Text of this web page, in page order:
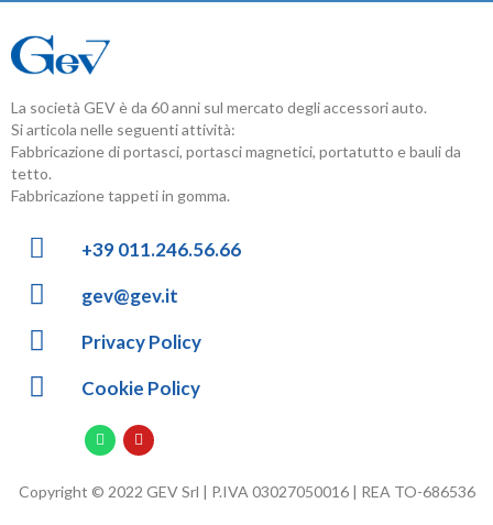
La società GEV è da 60 anni sul mercato degli accessori auto.
Si articola nelle seguenti attività:
Fabbricazione di portasci, portasci magnetici, portatutto e bauli da
tetto.
Fabbricazione tappeti in gomma.
+39 011.246.56.66
gev@gev.it
Privacy Policy
Cookie Policy
Copyright © 2022 GEV Srl | P.IVA 03027050016 | REA TO-686536